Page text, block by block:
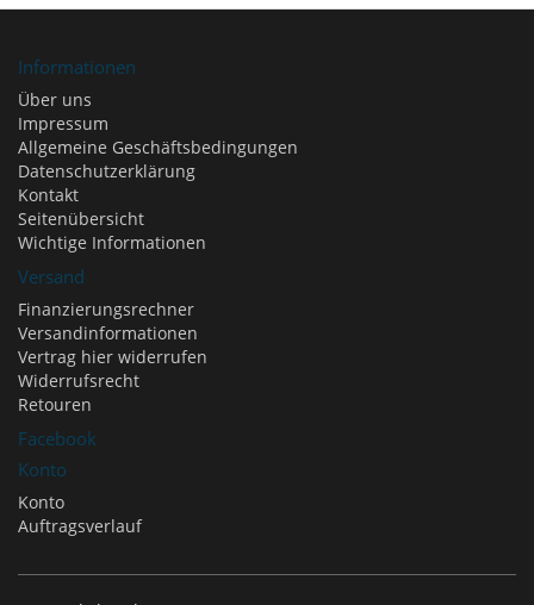
Informationen
Über uns
Impressum
Allgemeine Geschäftsbedingungen
Datenschutzerklärung
Kontakt
Seitenübersicht
Wichtige Informationen
Versand
Finanzierungsrechner
Versandinformationen
Vertrag hier widerrufen
Widerrufsrecht
Retouren
Facebook
Konto
Konto
Auftragsverlauf